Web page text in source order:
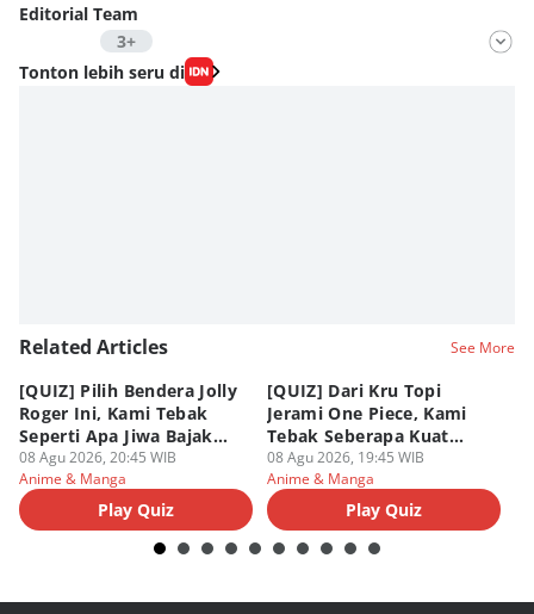
Editorial Team
3+
Editor
Fahrul Razi Uni Nurullah
Tonton lebih seru di
Related Articles See More
[QUIZ] Pilih Bendera Jolly
Roger Ini, Kami Tebak
Seperti Apa Jiwa Bajak
Laut Dalam Dirimu
08 Agu 2026, 20:45 WIB
Anime & Manga
Play Quiz
[QUIZ] Dari Kru Topi
Jerami One Piece, Kami
Tebak Seberapa Kuat
Mentalmu
08 Agu 2026, 19:45 WIB
Anime & Manga
Play Quiz